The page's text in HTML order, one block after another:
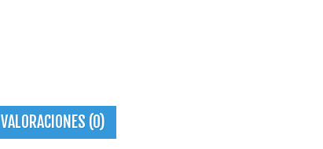
VALORACIONES (0)